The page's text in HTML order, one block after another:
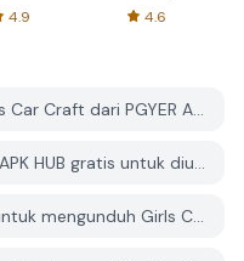
4.9
AFTVnews
4.6
Bagaimana cara mengunduh Girls Car Craft dari PGYER APK HUB?
Apakah Girls Car Craft di PGYER APK HUB gratis untuk diunduh?
Apakah saya memerlukan akun untuk mengunduh Girls Car Craft dari PGYER APK HUB?